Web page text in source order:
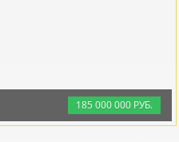
185000000 РУБ.